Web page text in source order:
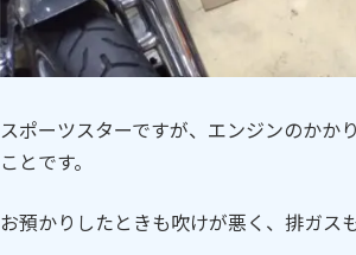
スポーツスターですが、エンジンのかか
ことです。
お預かりしたときも吹けが悪く、排ガス